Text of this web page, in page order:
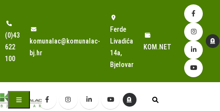
(0)43
622
100
komunalac@komunalac-
bj.hr
Ferde
Livadića
14a,
Bjelovar
KOM.NET